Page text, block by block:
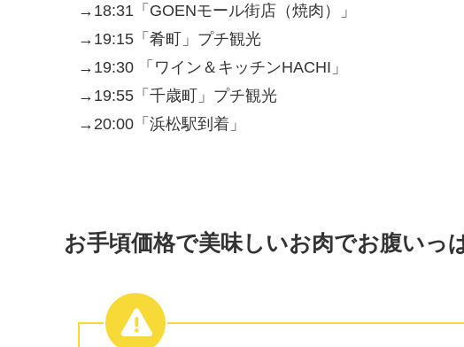
→18:31「GOENモール街店（焼肉）」
→19:15「肴町」プチ観光
→19:30 「ワイン＆キッチンHACHI」
→19:55「千歳町」プチ観光
→20:00「浜松駅到着」
お手頃価格で美味しいお肉でお腹いっ